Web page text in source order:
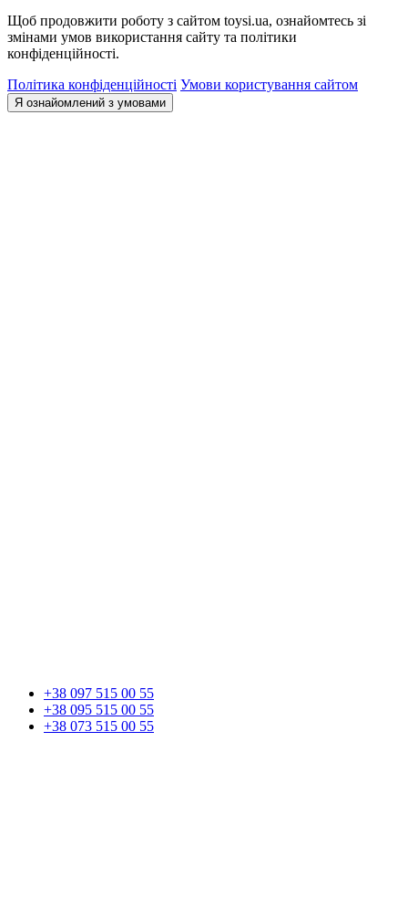
Щоб продовжити роботу з сайтом toysi.ua, ознайомтесь зі
змінами умов використання сайту та політики
конфіденційності.
Політика конфіденційності Умови користування сайтом
Я ознайомлений з умовами
+38 097 515 00 55
+38 095 515 00 55
+38 073 515 00 55